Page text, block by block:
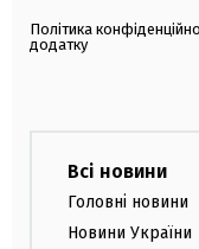
Політика
додатку
Всі новини
Головні новини
Новини України